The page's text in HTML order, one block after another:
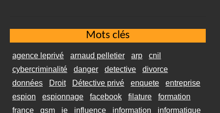
Mots clés
agence leprivé arnaud pelletier arp
cnil
cybercriminalité
danger detective
divorce
données
Droit Détective privé enquete
entreprise
espion
espionnage facebook filature
formation
france
gsm ie influence information
informatique